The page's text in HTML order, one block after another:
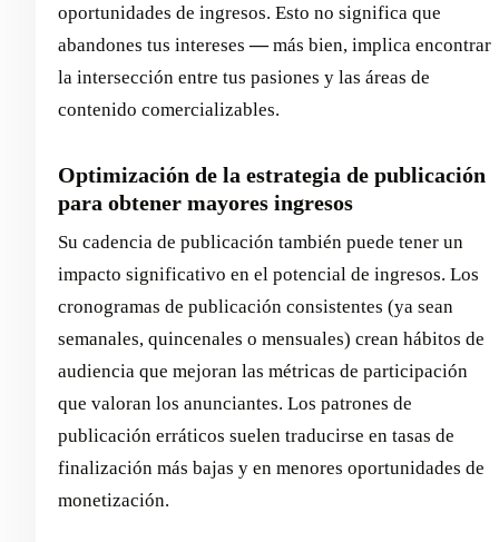
oportunidades de ingresos. Esto no significa que
abandones tus intereses—más bien, implica encontrar
la intersección entre tus pasiones y las áreas de
contenido comercializables.
Optimización de la estrategia de publicación
para obtener mayores ingresos
Su cadencia de publicación también puede tener un
impacto significativo en el potencial de ingresos. Los
cronogramas de publicación consistentes (ya sean
semanales, quincenales o mensuales) crean hábitos de
audiencia que mejoran las métricas de participación
que valoran los anunciantes. Los patrones de
publicación erráticos suelen traducirse en tasas de
finalización más bajas y en menores oportunidades de
monetización.